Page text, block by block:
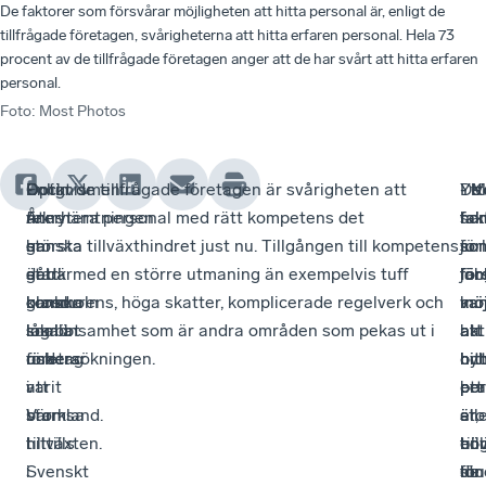
De faktorer som försvårar möjligheten att hitta personal är, enligt de
tillfrågade företagen, svårigheterna att hitta erfaren personal. Hela 73
procent av de tillfrågade företagen anger att de har svårt att hitta erfaren
personal.
Foto: Most Photos
Optimismen
är
ganska
stark
bland
lokala
företag
i
Värmland.
I
Svenskt
-
Återhämtningen
har
gått
ganska
snabbt
och
varit
stark
hittills
i
Dock
finns
en
del
orosmoln
som
riskerar
att
bromsa
tillväxten.
Enligt de tillfrågade företagen är svårigheten att
rekrytera personal med rätt kompetens det
största tillväxthindret just nu. Tillgången till kompetens
är därmed en större utmaning än exempelvis tuff
konkurrens, höga skatter, komplicerade regelverk och
låg lönsamhet som är andra områden som pekas ut i
undersökningen.
-
har
ju
ett
för
De
att
är,
de
-
ha
att
är